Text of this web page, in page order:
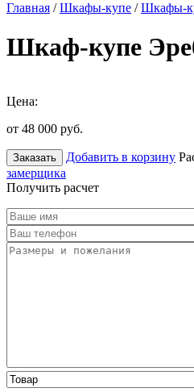
Главная /Шкафы-купе /Шкафы-
Шкаф-купе
Цена:
от 48 000 руб.
Заказать Добавить в корзину
замерщика
Получить расчет